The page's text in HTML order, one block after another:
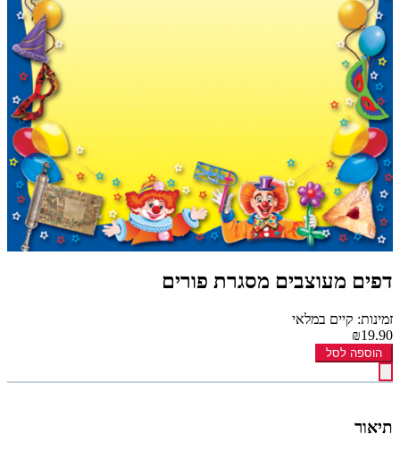
דפים מעוצבים מסגרת פורים
זמינות: קיים במלאי
₪19.90
הוספה לסל
תיאור